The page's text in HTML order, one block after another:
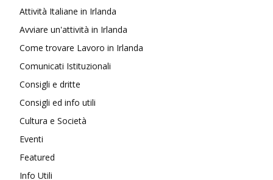
Attività Italiane in Irlanda
Avviare un'attività in Irlanda
Come trovare Lavoro in Irlanda
Comunicati Istituzionali
Consigli e dritte
Consigli ed info utili
Cultura e Società
Eventi
Featured
Info Utili